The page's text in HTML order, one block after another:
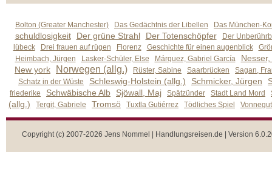
Bolton (Greater Manchester) Das Gedächtnis der Libellen Das München-
schuldlosigkeit Der grüne Strahl Der Totenschöpfer
Der
lübeck
Drei frauen auf rügen Florenz Geschichte für einen augenblick
Heimbach, Jürgen
Lasker-Schüler, Else Márquez, Gabriel García
New york
Norwegen (allg.) Rüster, Sabine Saarbrücken
Sagan,
Schatz in der Wüste
Schleswig-Holstein (allg.) Schmicker, Jürgen
friederike Schwäbische Alb Sjöwall, Maj Spätzünder Stadt Land Mord
(allg.) Tergit, Gabriele Tromsö Tuxtla Gutiérrez Tödliches Spiel
Copyright (c) 2007-2026 Jens Nommel | Handlungsreisen.de | Version